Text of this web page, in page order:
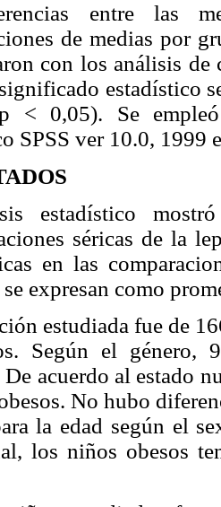
entre las
de medias por
con los análisis de
estadístico
< 0,05). Se
SPSS ver 10.0, 1999
estadístico
séricas de la
en las
expresan como
estudiada fue de
Según el género,
De acuerdo al estado
No hubo
la edad según el
los niños obesos